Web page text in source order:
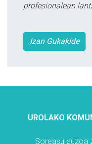
profesionalean
Izan Gukakide
UROLAKO
Soreasu auzoa